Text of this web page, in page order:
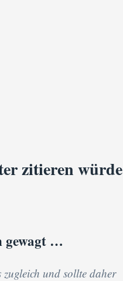
zitieren würde
gewagt …
zugleich und sollte daher